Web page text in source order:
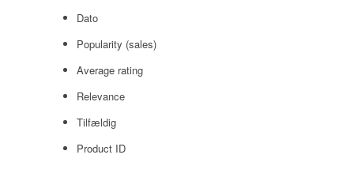
Dato
Popularity (sales)
Average rating
Relevance
Tilfældig
Product ID